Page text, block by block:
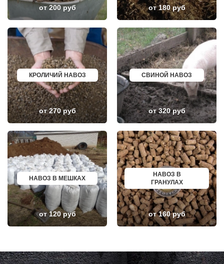
МОЖАЙСК
МОЛОДЕЖНЫЙ
МОЛОКОВО
МОНИНО
МОСКОВСКИЙ
МУХАНОВО
НАРО-ФОМИНСК
НАХАБИНО
НЕКРАСОВКА
НЕКРАСОВСКИЙ
НЕМЧИНОВКА
НИЖНЕЕ ВАЛУЕВО
НОВИНКИ
НОВОБРАТЦЕВСКИЙ
НОВОИВАНОВСКОЕ
НОВОПЕТРОВСКОЕ
НОВОПОДРЕЗКОВО
НОВОСИНЬКОВО
НОГИНСК
ОБОЛЕНСК
ОБУХОВО
ОДИНЦОВО
ОЖЕРЕЛЬЕ
ОКТЯБРЬСКИЙ
ОПАЛИХА
ОРЕХОВО-ЗУЕВО
ОСТРОВЦЫ
ПАВЛОВСКАЯ СЛОБОДА
ПЕРВОМАЙСКОЕ
ПЕРЕСВЕТ
ЗЕЛЕНОДОЛЬСК
ЛИВНЫ
БОБРОВ
ЛИСКИ
КУЗНЕЦК
БАЛАШОВ
ВЫШНИЙ ВОЛОЧЕК
БЕЛОЯРСКИЙ
ГУСЬ ХРУСТАЛЬНЫЙ
ИЗБЕРБАШ
НАЗРАНЬ
АБИНСК
ПЕРЕВОЗ
ИСКИТИМ
СЫСЕРТЬ
КЫЗЫЛ
МИХАЙЛОВКА
АКСАЙ
ПЕРЕСЛАВЛЬ ЗАЛЕССКИЙ
ЖУКОВ
КУРЧАТОВ
УГЛИЧ
ШЕБЕКИНО
БЕЛОВО
СОКОЛ
ОЗЕРСК
ОКТЯБРЬСК
КИМРЫ
КОТЛАС
ДАНКОВ
МИЧУРИНСК
от 200 руб от 180 руб
КРОЛИЧИЙ НАВОЗ
от 270 руб
СВИНОЙ НАВОЗ
от 320 руб
НАВОЗ В МЕШКАХ
от 120 руб
НАВОЗ В
ГРАНУЛАХ
от 160 руб